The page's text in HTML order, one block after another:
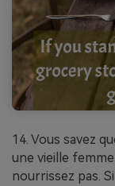
14. Vous savez
une vieille
nourrissez pas.